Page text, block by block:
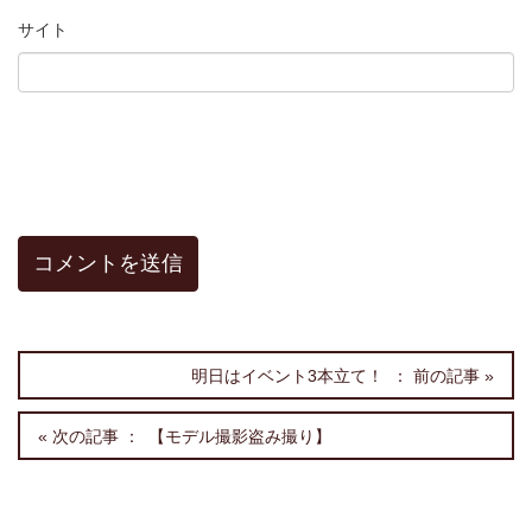
サイト
明日はイベント3本立て！
【モデル撮影盗み撮り】